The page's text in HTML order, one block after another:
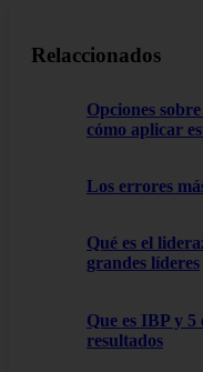
Relaccionados
Opciones
cómo aplicar
Los errores
Qué es el
grandes líderes
Que es IBP y
resultados